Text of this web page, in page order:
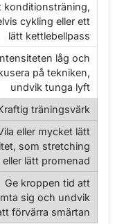
konditionsträning,
cykling eller ett
lätt kettlebellpass
låg och
på tekniken,
undvik tunga lyft
träningsvärk
eller mycket lätt
som stretching
eller lätt promenad
Ge kroppen tid att
sig och undvik
förvärra smärtan